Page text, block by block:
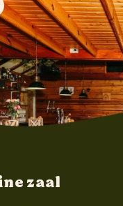
zaal